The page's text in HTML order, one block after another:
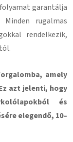
garantálja
rugalmas
rendelkezik,
amely
azt jelenti, hogy
és
elegendő, 10–